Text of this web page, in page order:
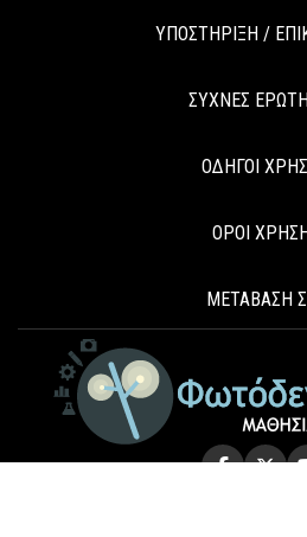
ΥΠΟΣΤΗΡΙΞΗ /
ΣΥΧΝΕΣ
ΟΔΗΓΟΙ
ΟΡΟΙ
ΜΕΤΑΒΑΣΗ